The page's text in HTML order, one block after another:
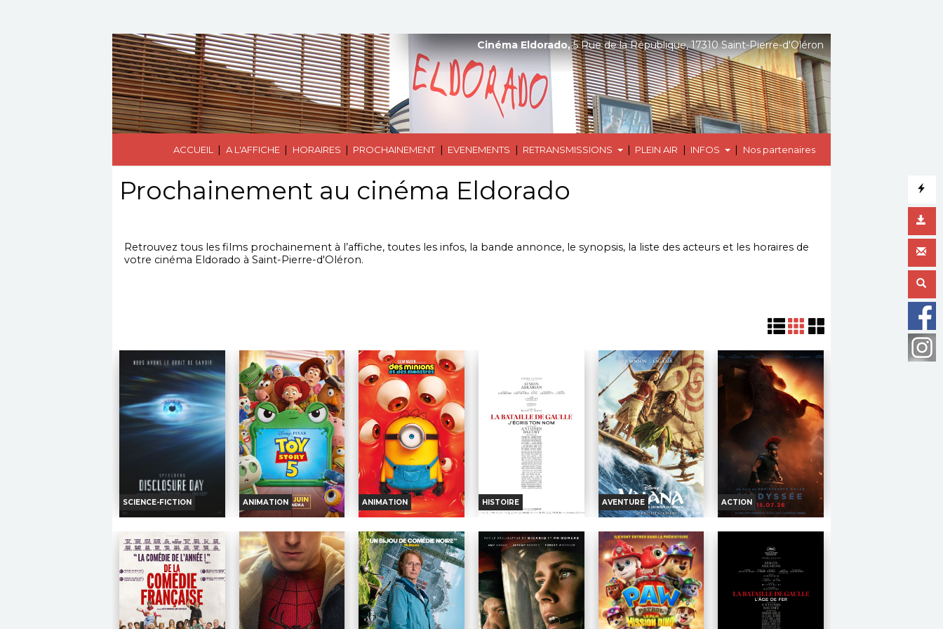
ACCUEIL | A L'AFFICHE | HORAIRES | PROCHAINEMENT | EVENEMENTS | RETRANSMISSIONS | PLEIN AIR | INFOS | Nos partenaires
Cinéma Eldorado,5 Rue de la République, 17310 Saint-Pierre-d'Oléron
Prochainement au cinéma Eldorado
Retrouvez tous les films prochainement à l’affiche, toutes les infos, la bande annonce, le synopsis, la liste des acteurs et les horaires de
votre cinéma Eldorado à Saint-Pierre-d'Oléron.
SCIENCE-FICTION
DISCLOSURE DAY
Horaires et Infos
Bande-annonce
Réservation
ANIMATION
TOY STORY 5
Horaires et Infos
Bande-annonce
Réservation
ANIMATION
DES MINIONS ET DES
MONSTRES
Horaires et Infos
Bande-annonce
Réservation
HISTOIRE
LA BATAILLE DE
GAULLE - PARTIE 2 :
J'ÉCRIS TON NOM
Horaires et Infos
Bande-annonce
Réservation
AVENTURE
VAIANA, LA LÉGENDE
DU BOUT DU MONDE
Horaires et Infos
Bande-annonce
Réservation
ACTION
L'ODYSSÉE
Horaires et Infos
Bande-annonce
Réservation